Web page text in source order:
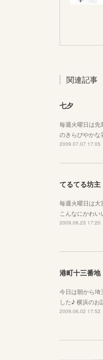
関連記事
七夕
毎週火曜日は先
のきらびやかな
2009.07.07 17:05
てるてる坊主
毎週火曜日は大
こんなにかわ
2009.06.23 17:20
港町十三番地
今日は朝から埼
した♪ 横浜のお
2009.06.02 17:52